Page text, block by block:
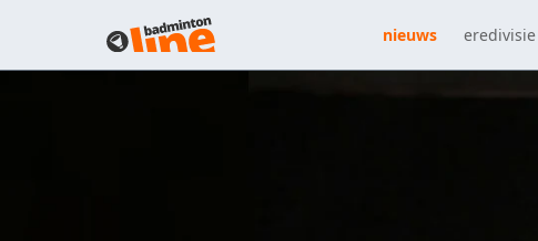
nieuws eredivisie